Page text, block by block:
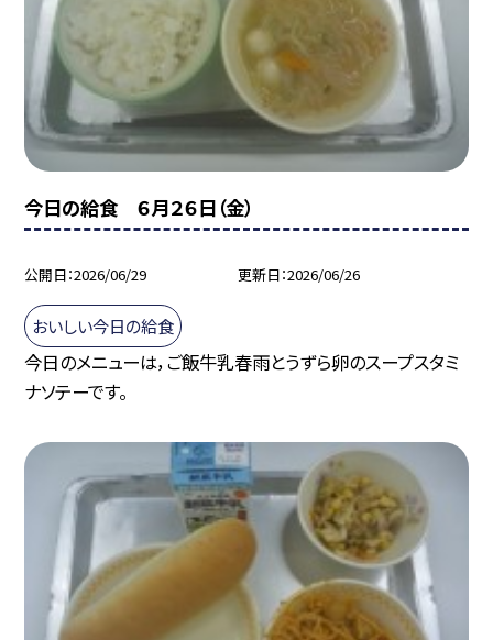
今日の給食 ６月２６日（金）
公開日 2026/06/29 更新日 2026/06/26
おいしい今日の給食
今日のメニューは，ご飯牛乳春雨とうずら卵のスープスタミ
ナソテーです。